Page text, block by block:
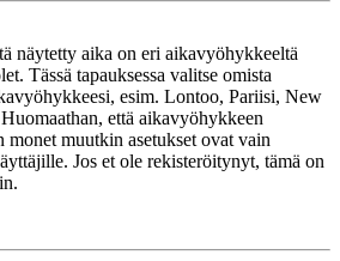
näytetty aika on eri aikavyöhykkeeltä
Tässä tapauksessa valitse omista
esim. Lontoo, Pariisi, New
että aikavyöhykkeen
monet muutkin asetukset ovat vain
Jos et ole rekisteröitynyt, tämä on